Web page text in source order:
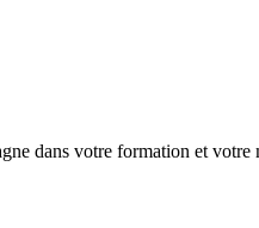
dans votre formation et votre